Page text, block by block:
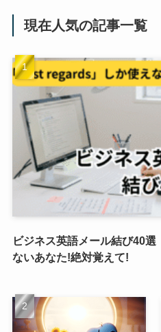
現在人気の記事一覧
ビジネス英語メール結び40
ないあなた!絶対覚えて!